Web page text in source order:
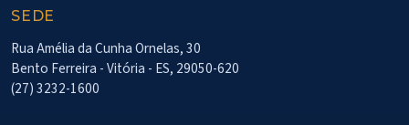
SEDE
Rua Amélia da Cunha Ornelas, 30
Bento Ferreira - Vitória - ES, 29050-620
(27) 3232-1600